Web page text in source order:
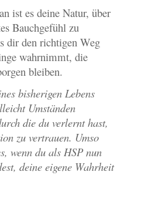
ist es deine Natur, über
Bauchgefühl zu
dir den richtigen Weg
wahrnimmt, die
bleiben.
bisherigen Lebens
Umständen
die du verlernt hast,
zu vertrauen. Umso
wenn du als HSP nun
deine eigene Wahrheit